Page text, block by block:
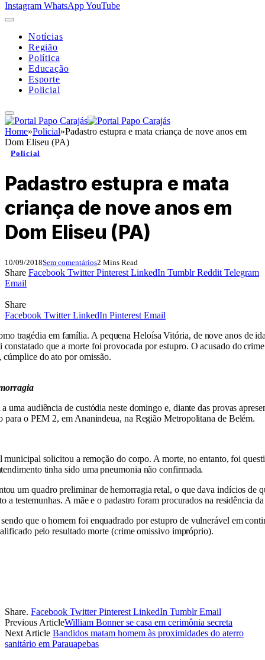
Instagram WhatsAppYouTube
Notícias
Região
Política
Educação
Esporte
Policial
Home»Policial»Padastro estupra e mata criança de nove anos em
Dom Eliseu (PA)
Policial
Padastro estupra e mata
criança de nove anos em
Dom Eliseu (PA)
10/09/2018Sem comentários2 Mins Read
Share Facebook Twitter Pinterest LinkedIn Tumblr Reddit Telegram
Email
Share
Facebook Twitter LinkedIn Pinterest Email
tragédia em família. A pequena Heloísa Vitória, de nove anos de
que a morte foi provocada por estupro. O acusado do
do ato por omissão.
uma audiência de custódia neste domingo e, diante das provas
o PEM 2, em Ananindeua, na Região Metropolitana de Belém.
solicitou a remoção do corpo. A morte, no entanto, foi
tinha sido uma pneumonia não confirmada.
um quadro preliminar de hemorragia retal, o que dava indícios de
testemunhas. A mãe e o padastro foram procurados na residência
que o homem foi enquadrado por estupro de vulnerável em
pelo resultado morte (crime omissivo impróprio).
Share. Facebook Twitter Pinterest LinkedIn Tumblr Email
Previous ArticleWilliam Bonner se casa em cerimônia secreta
Next Article Bandidos matam homem às proximidades do aterro
sanitário em Parauapebas